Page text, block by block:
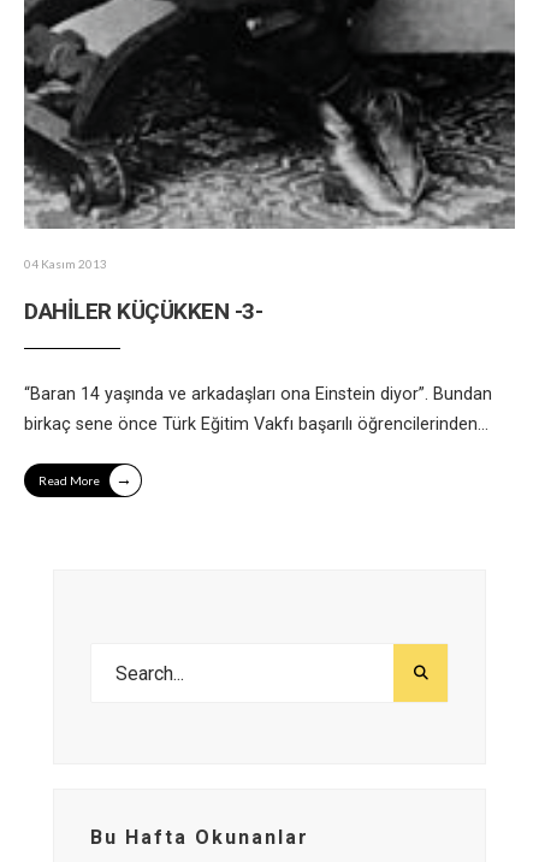
04 Kasım 2013
DAHİLER KÜÇÜKKEN -3-
“Baran 14 yaşında ve arkadaşları ona Einstein diyor”. Bundan
birkaç sene önce Türk Eğitim Vakfı başarılı öğrencilerinden...
Read More →
Bu Hafta Okunanlar